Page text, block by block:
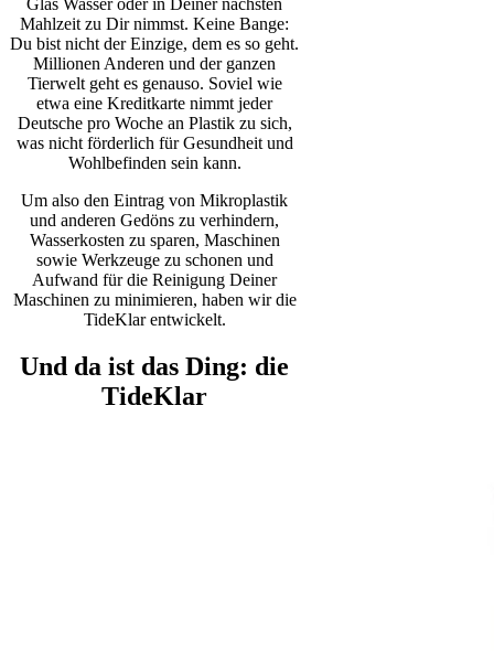
Mahlzeit zu Dir nimmst. Keine Bange:
Du bist nicht der Einzige, dem es so geht.
Millionen Anderen und der ganzen
Tierwelt geht es genauso. Soviel wie
etwa eine Kreditkarte nimmt jeder
Deutsche pro Woche an Plastik zu sich,
was nicht förderlich für Gesundheit und
Wohlbefinden sein kann.
Um also den Eintrag von Mikroplastik
und anderen Gedöns zu verhindern,
Wasserkosten zu sparen, Maschinen
sowie Werkzeuge zu schonen und
Aufwand für die Reinigung Deiner
Maschinen zu minimieren, haben wir die
TideKlar entwickelt.
Und da ist das Ding: die
TideKlar